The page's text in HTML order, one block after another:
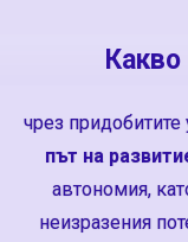
Какво
чрез
път на
автономия,
неизразения